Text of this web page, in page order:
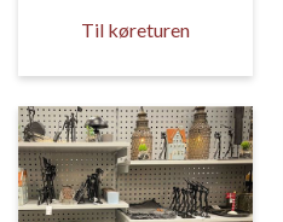
Til køreturen